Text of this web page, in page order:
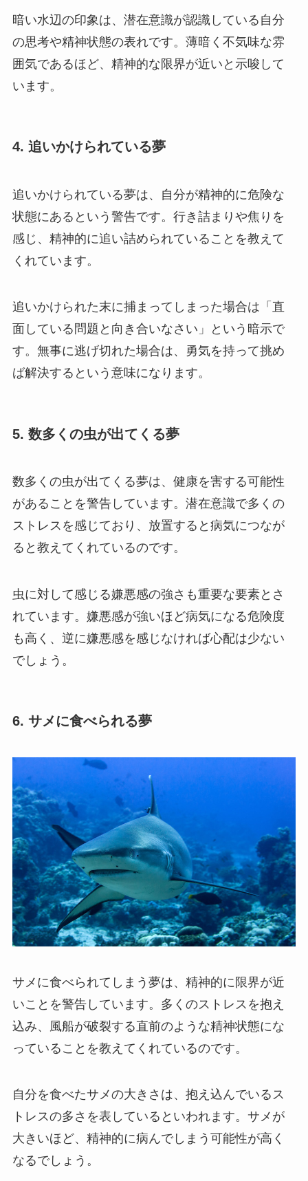
暗い水辺の印象は、潜在意識が認識している自分
の思考や精神状態の表れです。薄暗く不気味な雰
囲気であるほど、精神的な限界が近いと示唆して
います。
4. 追いかけられている夢
追いかけられている夢は、自分が精神的に危険な
状態にあるという警告です。行き詰まりや焦りを
感じ、精神的に追い詰められていることを教えて
くれています。
追いかけられた末に捕まってしまった場合は「直
面している問題と向き合いなさい」という暗示で
す。無事に逃げ切れた場合は、勇気を持って挑め
ば解決するという意味になります。
5. 数多くの虫が出てくる夢
数多くの虫が出てくる夢は、健康を害する可能性
があることを警告しています。潜在意識で多くの
ストレスを感じており、放置すると病気につなが
ると教えてくれているのです。
虫に対して感じる嫌悪感の強さも重要な要素とさ
れています。嫌悪感が強いほど病気になる危険度
も高く、逆に嫌悪感を感じなければ心配は少ない
でしょう。
6. サメに食べられる夢
サメに食べられてしまう夢は、精神的に限界が近
いことを警告しています。多くのストレスを抱え
込み、風船が破裂する直前のような精神状態にな
っていることを教えてくれているのです。
自分を食べたサメの大きさは、抱え込んでいるス
トレスの多さを表しているといわれます。サメが
大きいほど、精神的に病んでしまう可能性が高く
なるでしょう。